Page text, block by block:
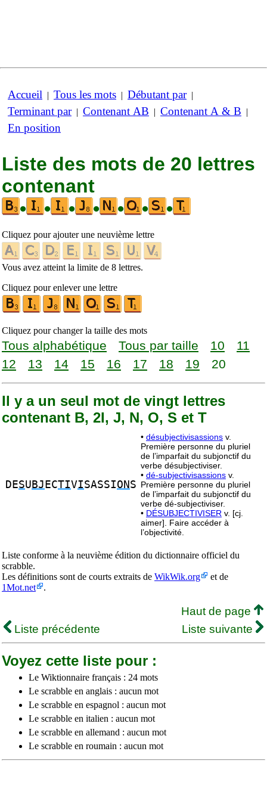
Accueil | Tous les mots | Débutant par|
Terminant par| Contenant AB | Contenant A & B |
En position
Liste des mots de 20 lettres
contenant
•
• • • • • •
Cliquez pour ajouter une neuvième lettre
Vous avez atteint la limite de 8 lettres.
Cliquez pour enlever une lettre
Cliquez pour changer la taille des mots
Tous alphabétique Tous par taille 10
11
12
13 14 15 16 17 18 19 20
Il y a un seul mot de vingt lettres
contenant B, 2I, J, N, O, S et T
DESU BJ ECTIVISASSION S
• désubjectivisassions v.
Première personne du pluriel
de l’imparfait du subjonctif du
verbe désubjectiviser.
• dé-subjectivisassions v.
Première personne du pluriel
de l’imparfait du subjonctif du
verbe dé-subjectiviser.
• DÉSUBJECTIVISER v. [cj.
aimer]. Faire accéder à
l’objectivité.
Liste conforme à la neuvième édition du dictionnaire officiel du
scrabble.
Les définitions sont de courts extraits de WikWik.org
et de
1Mot.net
.
Haut de page
Liste précédente
Liste suivante
Voyez cette liste pour :
Le Wiktionnaire français : 24 mots
Le scrabble en anglais : aucun mot
Le scrabble en espagnol : aucun mot
Le scrabble en italien : aucun mot
Le scrabble en allemand : aucun mot
Le scrabble en roumain : aucun mot